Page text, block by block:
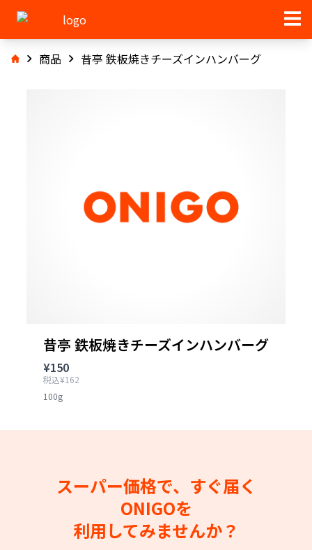
商品 昔亭 鉄板焼きチーズインハンバーグ
昔亭 鉄板焼きチーズインハンバーグ
¥150
税込¥162
100g
スーパー価格で、すぐ届く
ONIGOを
利用してみませんか？